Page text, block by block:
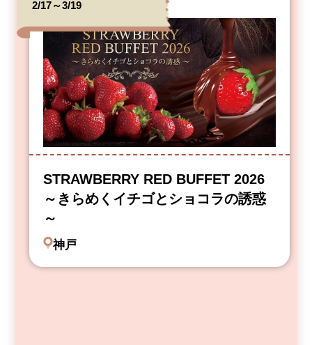
2/17～3/19
STRAWBERRY RED BUFFET 2026
～きらめくイチゴとショコラの誘惑
～
神戸